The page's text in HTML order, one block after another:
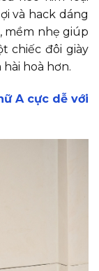
và hack dáng
mềm nhẹ giúp
chiếc đôi giày
hoà hơn.
A cực dễ với